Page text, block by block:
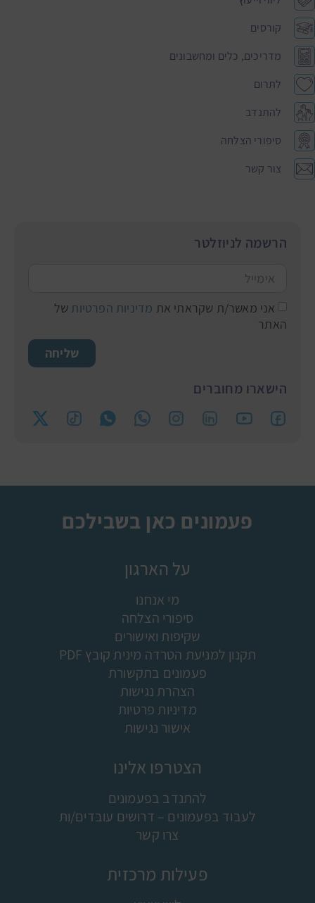
קורסים
מדריכים, כלים ומחשבונים
לתרום
להתנדב
סיפורי הצלחה
צור קשר
הרשמה לניוזלטר
אני מאשר/ת שקראתי את מדיניות הפרטיות של
האתר
שליחה
הישארו מחוברים
פעמונים כאן בשבילכם
על הארגון
מי אנחנו
סיפורי הצלחה
שקיפות ואישורים
תקנון למניעת הטרדה מינית קובץ PDF
פעמונים בתקשורת
הצהרת נגישות
מדיניות פרטיות
אישור נגישות
הצטרפו אלינו
להתנדב בפעמונים
לעבוד בפעמונים – דרושים עובדים/ות
צרו קשר
פעילות מרכזית